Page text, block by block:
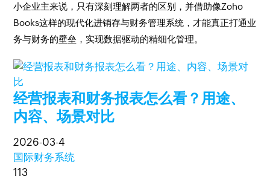
小企业主来说，只有深刻理解两者的区别，并借助像Zoho
Books这样的现代化进销存与财务管理系统，才能真正打通业
务与财务的壁垒，实现数据驱动的精细化管理。
经营报表和财务报表怎么看？用途、
内容、场景对比
2026-03-4
国际财务系统
113